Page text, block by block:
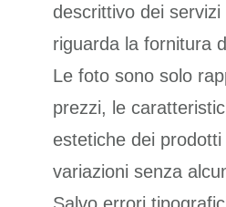
descrittivo dei
riguarda la fornitura
Le foto sono solo
prezzi, le
estetiche dei
variazioni senza
Salvo errori